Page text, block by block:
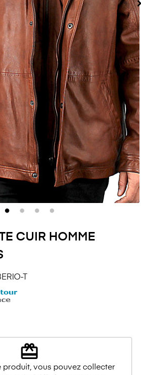
CUIR HOMME
T
redeem
produit, vous pouvez collecter